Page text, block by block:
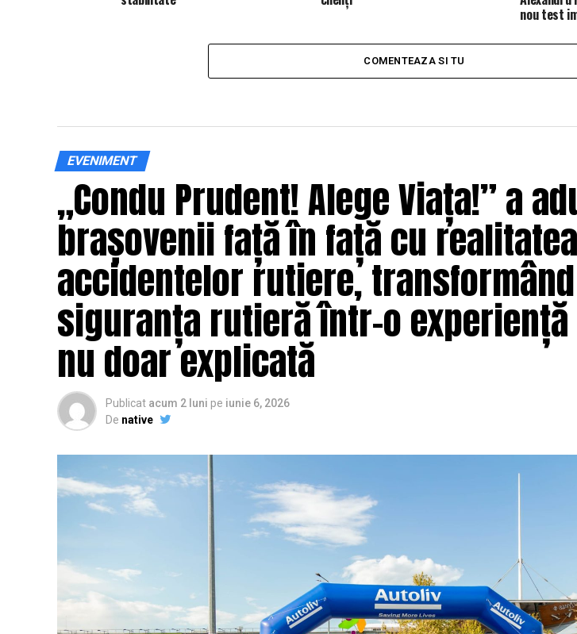
nou test
COMENTEAZA SI TU
EVENIMENT
„Condu Prudent! Alege Viața!” a
brașovenii față în față cu realitatea
accidentelor rutiere, transformând
siguranța rutieră într-o
nu doar explicată
Publicat acum 2 luni pe iunie 6, 2026
De native